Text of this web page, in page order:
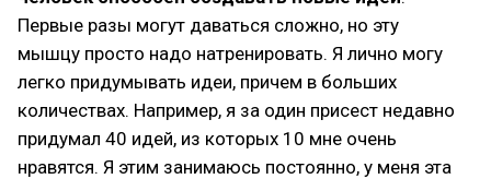
Первые разы могут даваться сложно, но эту
мышцу просто надо натренировать. Я лично могу
легко придумывать идеи, причем в больших
количествах. Например, я за один присест недавно
придумал 40 идей, из которых 10 мне очень
нравятся. Я этим занимаюсь постоянно, у меня эта